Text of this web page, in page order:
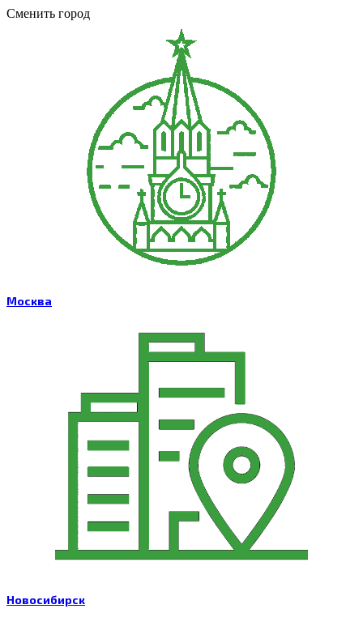
Сменить город
Москва
Новосибирск